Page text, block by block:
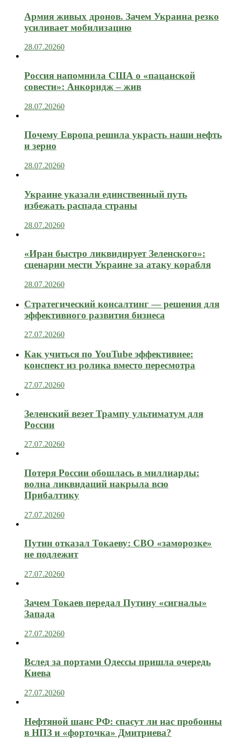
Армия живых дронов. Зачем Украина резко
усиливает мобилизацию
28.07.20260
Россия напомнила США о «пацанской
совести»: Анкоридж – жив
28.07.20260
Почему Европа решила украсть наши нефть
и зерно
28.07.20260
Украине указали единственный путь
избежать распада страны
28.07.20260
«Иран быстро ликвидирует Зеленского»:
сценарии мести Украине за атаку корабля
28.07.20260
Стратегический консалтинг — решения для
эффективного развития бизнеса
27.07.20260
Как учиться по YouTube эффективнее:
конспект из ролика вместо пересмотра
27.07.20260
Зеленский везет Трампу ультиматум для
России
27.07.20260
Потеря России обошлась в миллиарды:
волна ликвидаций накрыла всю
Прибалтику
27.07.20260
Путин отказал Токаеву: СВО «заморозке»
не подлежит
27.07.20260
Зачем Токаев передал Путину «сигналы»
Запада
27.07.20260
Вслед за портами Одессы пришла очередь
Киева
27.07.20260
Нефтяной шанс РФ: спасут ли нас пробоины
в НПЗ и «форточка» Дмитриева?